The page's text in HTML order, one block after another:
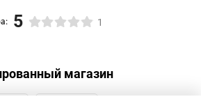
5 1
магазин